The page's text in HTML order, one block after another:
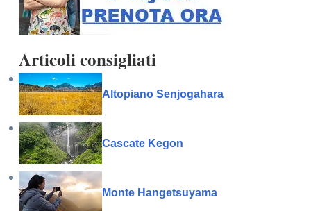
Articoli consigliati
Altopiano Senjogahara
Cascate Kegon
Monte Hangetsuyama